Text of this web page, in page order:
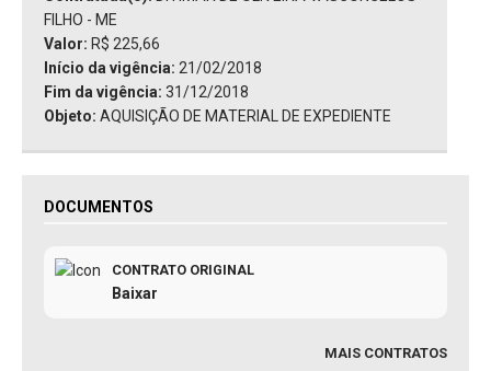
FILHO - ME
Valor: R$ 225,66
Início da vigência: 21/02/2018
Fim da vigência: 31/12/2018
Objeto: AQUISIÇÃO DE MATERIAL DE EXPEDIENTE
DOCUMENTOS
CONTRATO ORIGINAL
Baixar
MAIS CONTRATOS